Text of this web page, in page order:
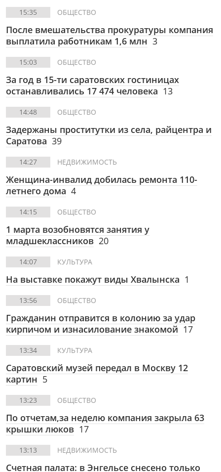
15:35 ОБЩЕСТВО
После вмешательства прокуратуры компания
выплатила работникам 1,6 млн 3
15:03 ОБЩЕСТВО
За год в 15-ти саратовских гостиницах
останавливались 17 474 человека 13
14:48 ОБЩЕСТВО
Задержаны проститутки из села, райцентра и
Саратова 39
14:27 НЕДВИЖИМОСТЬ
Женщина-инвалид добилась ремонта 110-
летнего дома 4
14:15 ОБЩЕСТВО
1 марта возобновятся занятия у
младшеклассников 20
14:07 КУЛЬТУРА
На выставке покажут виды Хвалынска 1
13:56 ОБЩЕСТВО
Гражданин отправится в колонию за удар
кирпичом и изнасилование знакомой 17
13:34 КУЛЬТУРА
Саратовский музей передал в Москву 12
картин 5
13:23 ОБЩЕСТВО
По отчетам,за неделю компания закрыла 63
крышки люков 17
13:13 НЕДВИЖИМОСТЬ
Счетная палата: в Энгельсе снесено только